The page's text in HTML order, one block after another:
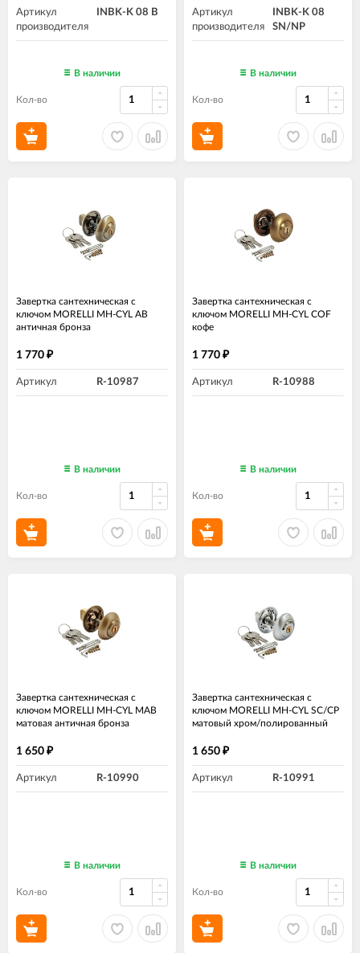
Артикул
производителя
INBK-K 08 B
В наличии
Кол-во
Артикул
производителя
INBK-K 08
SN/NP
В наличии
Кол-во
Завертка сантехническая с
ключом MORELLI MH-CYL AB
античная бронза
1 770 ₽
Артикул R-10987
В наличии
Кол-во
Завертка сантехническая с
ключом MORELLI MH-CYL COF
кофе
1 770 ₽
Артикул R-10988
В наличии
Кол-во
Завертка сантехническая с
ключом MORELLI MH-CYL MAB
матовая античная бронза
1 650 ₽
Артикул R-10990
В наличии
Кол-во
Завертка сантехническая с
ключом MORELLI MH-CYL SC/CP
матовый хром/полированный
1 650 ₽
Артикул R-10991
В наличии
Кол-во